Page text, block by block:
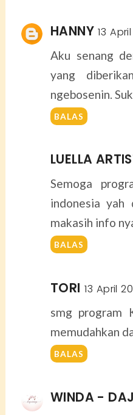
HANNY 13
Aku senang
yang
ngebosenin.
BALAS
LUELLA
Semoga
indonesia yah
makasih info
BALAS
TORI 13 April
smg program
memudahkan
BALAS
WINDA -